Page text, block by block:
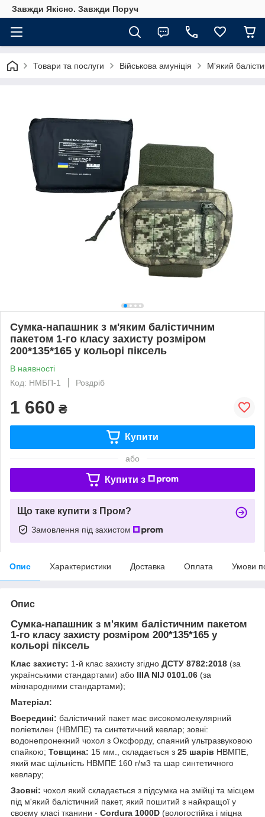
Завжди Якісно. Завжди Поруч
Товари та послуги Військова амуніція М'який
Сумка-напашник з м'яким балістичним
пакетом 1-го класу захисту розміром
200*135*165 у кольорі піксель
В наявності
Код: НМБП-1
Роздріб
1 660 ₴
Купити
або
Купити з
Що таке купити з Пром?
Замовлення під захистом
Опис Характеристики Доставка Оплата Умови
Опис
Сумка-напашник з м'яким балістичним пакетом
1-го класу захисту розміром 200*135*165 у
кольорі піксель
Клас захисту: 1-й клас захисту згідно ДСТУ 8782:2018 (за
українськими стандартами) або IIIA NIJ 0101.06 (за
міжнародними стандартами);
Матеріал:
Всередині: балістичний пакет має високомолекулярний
поліетилен (НВМПЕ) та синтетичний кевлар; зовні:
водонепронекний чохол з Оксфорду, спаяний ультразвуковою
спайкою; Товщина: 15 мм., складається з 25 шарів НВМПЕ,
який має щільність НВМПЕ 160 г/м3 та шар синтетичного
кевлару;
Ззовні: чохол який складається з підсумка на змійці та місцем
під м'який балістичний пакет, який пошитий з найкращої у
своєму класі тканини - Cordura 1000D (вологостійка і міцна